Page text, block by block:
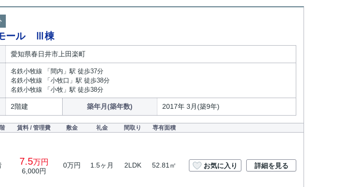
ール Ⅲ棟
愛知県春日井市上田楽町
名鉄小牧線 「間内」駅 徒歩37分
名鉄小牧線 「小牧口」駅 徒歩38分
名鉄小牧線 「小牧」駅 徒歩38分
2階建 築年月(築年数) 2017年 3月(築9年)
賃料 / 管理費 敷金 礼金 間取り 専有面積
7.5万円
6,000円
0万円 1.5ヶ月 2LDK 52.81㎡ お気に入り 詳細を見る